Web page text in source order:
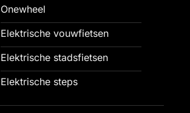
Onewheel
Elektrische vouwfietsen
Elektrische stadsfietsen
Elektrische steps